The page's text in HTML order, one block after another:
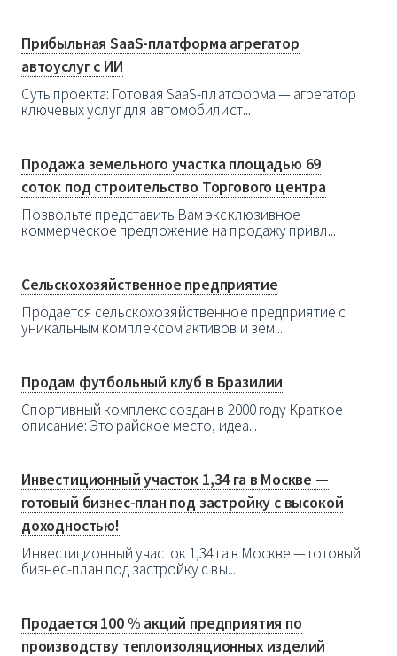
Прибыльная SaaS-платформа агрегатор
автоуслуг с ИИ
Суть проекта: Готовая SaaS-платформа — агрегатор
ключевых услуг для автомобилист...
Продажа земельного участка площадью 69
соток под строительство Торгового центра
Позвольте представить Вам эксклюзивное
коммерческое предложение на продажу привл...
Сельскохозяйственное предприятие
Продается сельскохозяйственное предприятие с
уникальным комплексом активов и зем...
Продам футбольный клуб в Бразилии
Спортивный комплекс создан в 2000 году Краткое
описание: Это райское место, идеа...
Инвестиционный участок 1,34 га в Москве —
готовый бизнес-план под застройку с высокой
доходностью!
Инвестиционный участок 1,34 га в Москве — готовый
бизнес-план под застройку с вы...
Продается 100 % акций предприятия по
производству теплоизоляционных изделий